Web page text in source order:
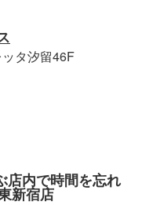
タ汐留46F
店内で時間を忘れ
新宿店